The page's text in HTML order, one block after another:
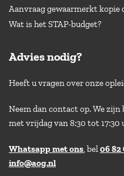
Aanvraag gewaarmerkt
Wat is het STAP-budget?
Advies nodig?
Heeft u vragen over onze
Neem dan contact op. We
met vrijdag van 8:30 tot 17:30
Whatsapp met ons, bel06 82
info@aog.nl